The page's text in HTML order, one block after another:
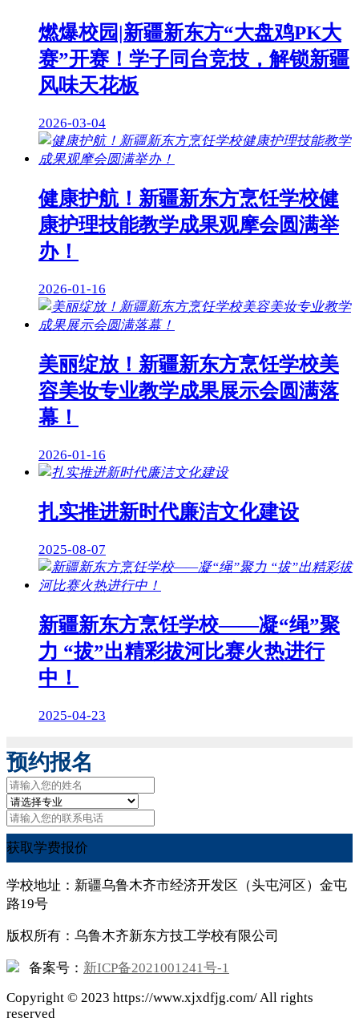
燃爆校园|新疆新东方“大盘鸡PK大
赛”开赛！学子同台竞技，解锁新疆
风味天花板
2026-03-04
健康护航！新疆新东方烹饪学校健
康护理技能教学成果观摩会圆满举
办！
2026-01-16
美丽绽放！新疆新东方烹饪学校美
容美妆专业教学成果展示会圆满落
幕！
2026-01-16
扎实推进新时代廉洁文化建设
2025-08-07
新疆新东方烹饪学校——凝“绳”聚
力 “拔”出精彩拔河比赛火热进行
中！
2025-04-23
预约报名
获取学费报价
学校地址：新疆乌鲁木齐市经济开发区（头屯河区）金屯
路19号
版权所有：乌鲁木齐新东方技工学校有限公司
备案号： 新ICP备2021001241号-1
Copyright © 2023 https://www.xjxdfjg.com/ All rights
reserved